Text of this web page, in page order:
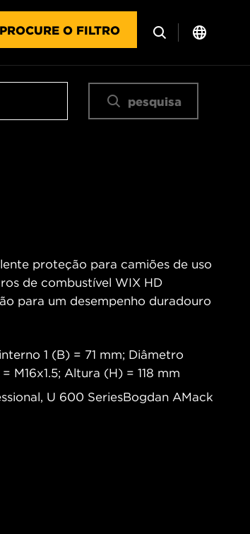
PROCURE O FILTRO
pesquisa
proteção para camiões de uso
de combustível WIX HD
para um desempenho duradouro
1 (B) = 71 mm; Diâmetro
M16x1.5; Altura (H) = 118 mm
U 600 SeriesBogdan AMack